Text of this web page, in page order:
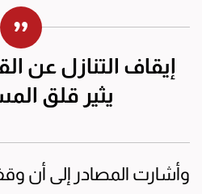
إيقاف التنازل عن
يثير قلق
وأشارت المصادر إلى أن